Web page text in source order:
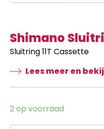
Shimano
Sluitring 11T Cassette
Lees meer en
2 op voorraad